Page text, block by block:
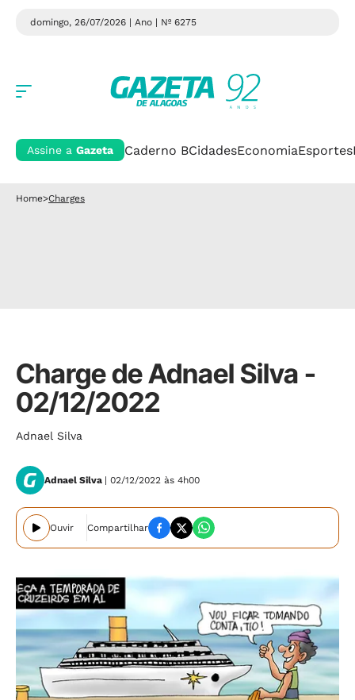
domingo, 26/07/2026 | Ano | Nº 6275
Assine a Gazeta Caderno BCidadesEconomiaEsportes
Home>Charges
Charge de Adnael Silva -
02/12/2022
Adnael Silva
Adnael Silva | 02/12/2022 às 4h00
Ouvir Compartilhar